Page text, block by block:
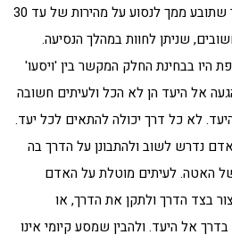
מנסיעה חלקה, ומציית לתמרור שתובע ממך לנסוע על מהירות של עד 30
שניתן לחוות במהלך הנסיעה.
היו בבחינת החלק המקשר בין 'ויסעו'
אל היעד הן לא הכל ולעיתים חשובה
לא כל דרך יכולה להתאים לכל יעד.
נדרש לשוב ולהתבונן על הדרך בה
האטה. לעיתים מוטלת על האדם
בצד הדרך ולתקן את הדרך, או
אל היעד. ולהבין שמסע קיומי אינו